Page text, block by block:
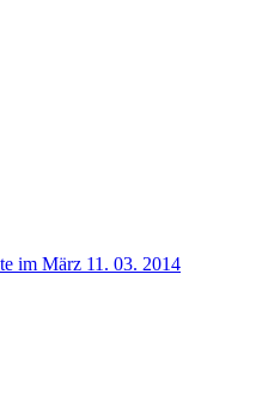
im März 11. 03. 2014